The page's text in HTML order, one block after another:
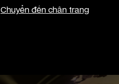
Chuyển đến chân trang